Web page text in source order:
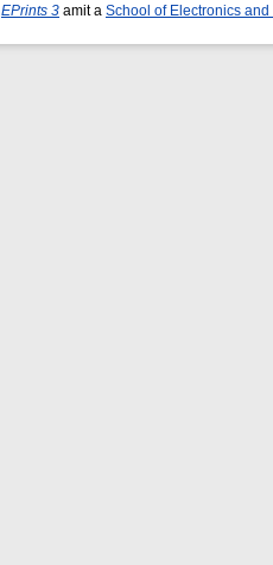
EPrints 3 amit a School of Electronics